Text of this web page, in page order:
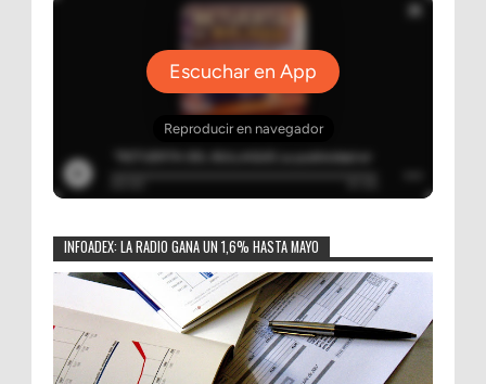
INFOADEX: LA RADIO GANA UN 1,6% HASTA MAYO